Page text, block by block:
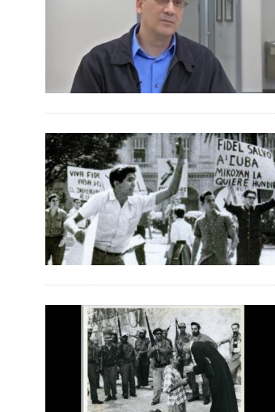
ESPECIALES
LA REALIDAD DE LA VIVIENDA EN
SER VIEJO EN CUBA
KENTU-CUBANO
LOS SANTOS DE HIALEAH
DESINFORMACIÓN RUSA EN
AMÉRICA LATINA
LA INVASIÓN DE RUSIA A UCRANIA
MULTIMEDIA
EDITORIALES